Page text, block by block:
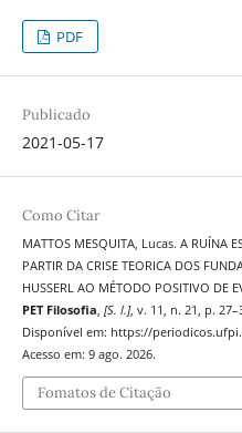
PDF
Publicado
2021-05-17
Como Citar
MATTOS MESQUITA, Lucas. A RUÍNA
PARTIR DA CRISE TEORICA DOS
HUSSERL AO MÉTODO POSITIVO DE
PET Filosofia [S. l.], v. 11, n. 21, p.
Disponível em: https://
Acesso em: 9 ago. 2026.
Fomatos de Citação